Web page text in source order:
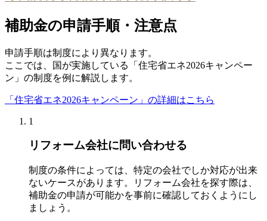
補助金の申請手順・注意点
申請手順は制度により異なります。
ここでは、国が実施している「住宅省エネ2026キャンペー
ン」の制度を例に解説します。
「住宅省エネ2026キャンペーン」の詳細はこちら
1
リフォーム会社に問い合わせる
制度の条件によっては、特定の会社でしか対応が出来
ないケースがあります。リフォーム会社を探す際は、
補助金の申請が可能かを事前に確認しておくようにし
ましょう。